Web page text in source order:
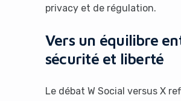
privacy et de régulation.
Vers un équilibre
sécurité et liberté
Le débat W Social versus X